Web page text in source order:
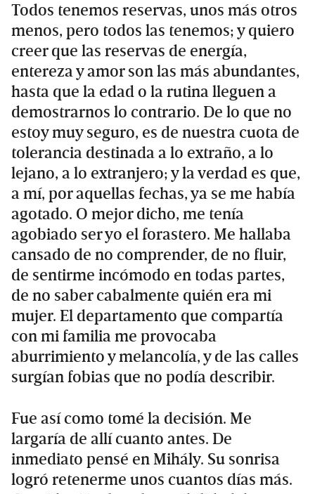
Todos tenemos reservas, unos más otros
menos, pero todos las tenemos; y quiero
creer que las reservas de energía,
entereza y amor son las más abundantes,
hasta que la edad o la rutina lleguen a
demostrarnos lo contrario. De lo que no
estoy muy seguro, es de nuestra cuota de
tolerancia destinada a lo extraño, a lo
lejano, a lo extranjero; y la verdad es que,
a mí, por aquellas fechas, ya se me había
agotado. O mejor dicho, me tenía
agobiado ser yo el forastero. Me hallaba
cansado de no comprender, de no fluir,
de sentirme incómodo en todas partes,
de no saber cabalmente quién era mi
mujer. El departamento que compartía
con mi familia me provocaba
aburrimiento y melancolía, y de las calles
surgían fobias que no podía describir.
Fue así como tomé la decisión. Me
largaría de allí cuanto antes. De
inmediato pensé en Mihály. Su sonrisa
logró retenerme unos cuantos días más.